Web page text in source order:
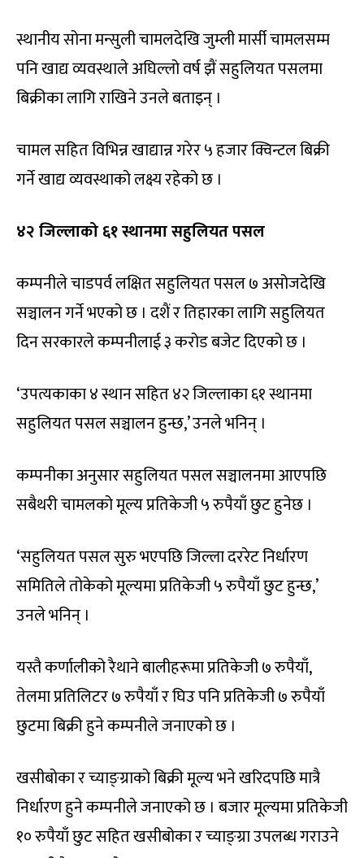
स्थानीय सोना मन्सुली चामलदेखि जुम्ली मार्सी चामलसम्म
पनि खाद्य व्यवस्थाले अघिल्लो वर्ष झैं सहुलियत पसलमा
बिक्रीका लागि राखिने उनले बताइन् ।
चामल सहित विभिन्न खाद्यान्न गरेर ५ हजार क्विन्टल बिक्री
गर्ने खाद्य व्यवस्थाको लक्ष्य रहेको छ ।
४२ जिल्लाको ६१ स्थानमा सहुलियत पसल
कम्पनीले चाडपर्व लक्षित सहुलियत पसल ७ असोजदेखि
सञ्चालन गर्ने भएको छ । दशैं र तिहारका लागि सहुलियत
दिन सरकारले कम्पनीलाई ३ करोड बजेट दिएको छ ।
‘उपत्यकाका ४ स्थान सहित ४२ जिल्लाका ६१ स्थानमा
सहुलियत पसल सञ्चालन हुन्छ,’ उनले भनिन् ।
कम्पनीका अनुसार सहुलियत पसल सञ्चालनमा आएपछि
सबैथरी चामलको मूल्य प्रतिकेजी ५ रुपैयाँ छुट हुनेछ ।
‘सहुलियत पसल सुरु भएपछि जिल्ला दररेट निर्धारण
समितिले तोकेको मूल्यमा प्रतिकेजी ५ रुपैयाँ छुट हुन्छ,’
उनले भनिन् ।
यस्तै कर्णालीको रैथाने बालीहरूमा प्रतिकेजी ७ रुपैयाँ,
तेलमा प्रतिलिटर ७ रुपैयाँ र घिउ पनि प्रतिकेजी ७ रुपैयाँ
छुटमा बिक्री हुने कम्पनीले जनाएको छ ।
खसीबोका र च्याङ्ग्राको बिक्री मूल्य भने खरिदपछि मात्रै
निर्धारण हुने कम्पनीले जनाएको छ । बजार मूल्यमा प्रतिकेजी
१० रुपैयाँ छुट सहित खसीबोका र च्याङ्ग्रा उपलब्ध गराउने